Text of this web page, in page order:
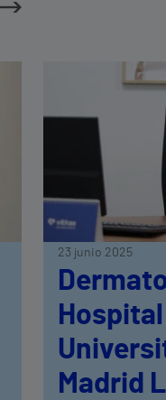
23 junio 2025
Hospital
Madrid